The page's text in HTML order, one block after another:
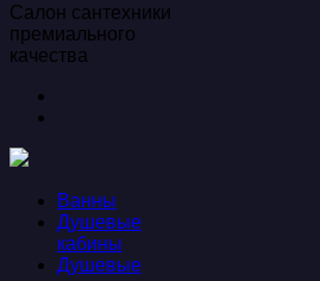
Салон сантехники
премиального
качества
Ванны
Душевые
кабины
Душевые